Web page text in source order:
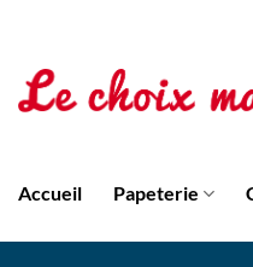
contenu
Accueil Papeterie